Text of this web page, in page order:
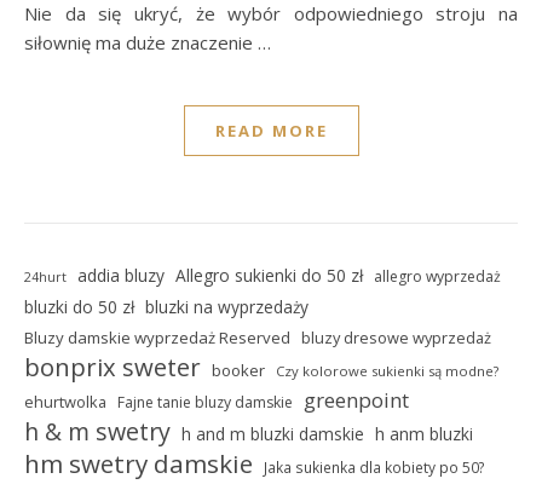
Nie da się ukryć, że wybór odpowiedniego stroju na
siłownię ma duże znaczenie …
READ MORE
24hurt addia bluzy Allegro sukienki do 50 zł allegro wyprzedaż
bluzki do 50 zł bluzki na wyprzedaży
Bluzy damskie wyprzedaż Reserved bluzy dresowe wyprzedaż
bonprix sweter booker Czy kolorowe sukienki są modne?
ehurtwolka Fajne tanie bluzy damskie greenpoint
h & m swetry h and m bluzki damskie h anm bluzki
hm swetry damskie Jaka sukienka dla kobiety po 50?